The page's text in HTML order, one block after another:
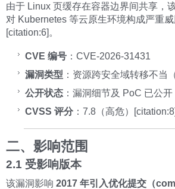
由于 Linux 页缓存在容器边界间共享，
对 Kubernetes 等云原生环境构成严重威
[citation:6]。
CVE 编号 ：CVE-2026-31431
漏洞类型 ：资源跨安全域转移不当
公开状态 ：漏洞细节及 PoC 已公开
CVSS 评分 ：7.8（高危）
二、影响范围
2.1 受影响版本
该漏洞影响 2017 年引入优化提交（